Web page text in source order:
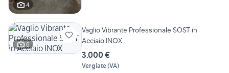
4
6
Vaglio Vibrante Professionale SOST in
Acciaio INOX
3.000 €
Vergiate(VA)